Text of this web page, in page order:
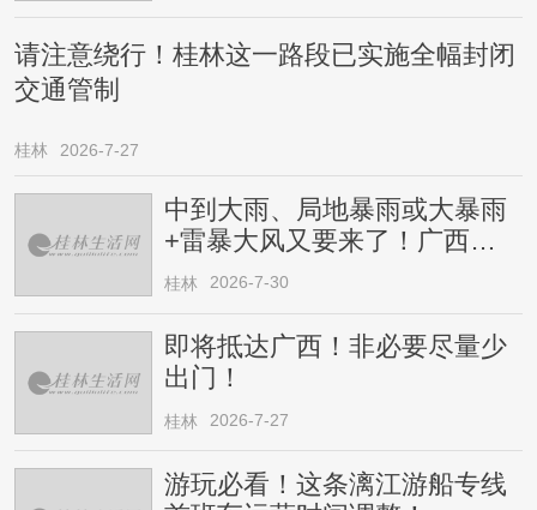
请注意绕行！桂林这一路段已实施全幅封闭
交通管制
桂林 2026-7-27
中到大雨、局地暴雨或大暴雨
+雷暴大风又要来了！广西人
请注意
桂林 2026-7-30
即将抵达广西！非必要尽量少
出门！
桂林 2026-7-27
游玩必看！这条漓江游船专线